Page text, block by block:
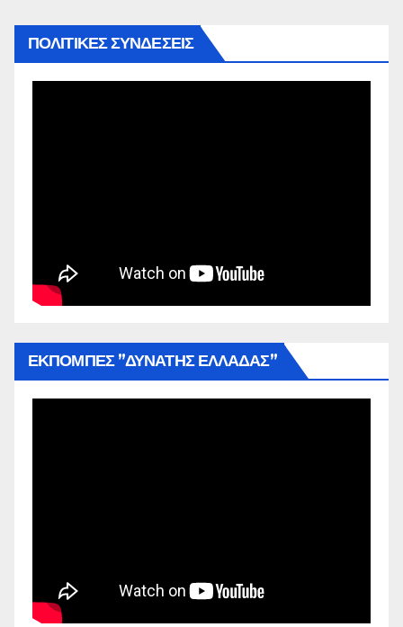
ΠΟΛΙΤΙΚΕΣ ΣΥΝΔΕΣΕΙΣ
ΕΚΠΟΜΠΕΣ ”ΔΥΝΑΤΗΣ ΕΛΛΑΔΑΣ”